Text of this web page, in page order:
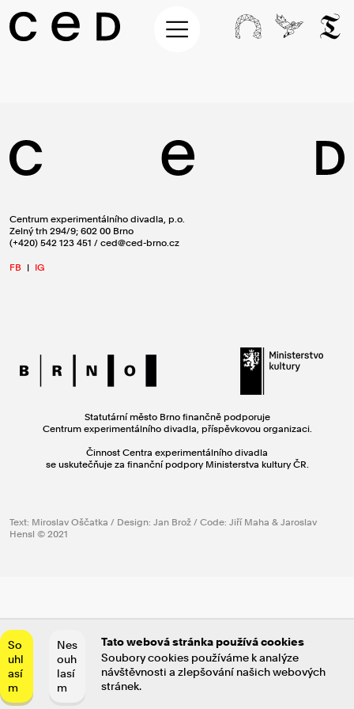
Centrum experimentálního divadla, p.o.
Zelný trh 294/9; 602 00 Brno
(+420) 542 123 451 / ced@ced-brno.cz
FB | IG
Statutární město Brno finančně podporuje
Centrum experimentálního divadla, příspěvkovou organizaci.
Činnost Centra experimentálního divadla
se uskutečňuje za finanční podpory Ministerstva kultury ČR.
Text: Miroslav Oščatka / Design: Jan Brož / Code: Jiří Maha & Jaroslav
Hensl © 2021
So
uhl
así
m
Nes
ouh
lasí
m
Tato webová stránka používá cookies
Soubory cookies používáme k analýze
návštěvnosti a zlepšování našich webových
stránek.